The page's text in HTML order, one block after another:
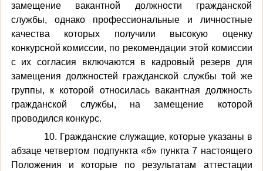
замещение вакантной должности гражданской
службы, однако профессиональные и личностные
качества которых получили высокую оценку
конкурсной комиссии, по рекомендации этой комиссии
с их согласия включаются в кадровый резерв для
замещения должностей гражданской службы той же
группы, к которой относилась вакантная должность
гражданской службы, на замещение которой
проводился конкурс.
10. Гражданские служащие, которые указаны в
абзаце четвертом подпункта «б» пункта 7 настоящего
Положения и которые по результатам аттестации